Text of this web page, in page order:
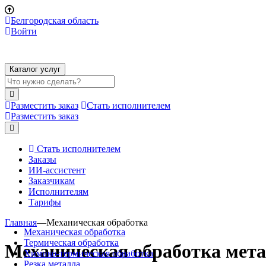
Белгородская область
Войти
Каталог услуг
Разместить заказ
Стать исполнителем
Разместить заказ
Стать исполнителем
Заказы
ИИ-ассистент
Заказчикам
Исполнителям
Тарифы
Механическая обработка
Термическая обработка
Химико-термическая обработка
Резка металла
Главная—Механическая обработка
Механическая обработка